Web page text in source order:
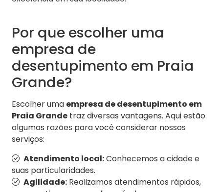
Por que escolher uma
empresa de
desentupimento em Praia
Grande?
Escolher uma empresa de desentupimento em
Praia Grande traz diversas vantagens. Aqui estão
algumas razões para você considerar nossos
serviços:
Atendimento local:Conhecemos a cidade e
suas particularidades.
Agilidade: Realizamos atendimentos rápidos,